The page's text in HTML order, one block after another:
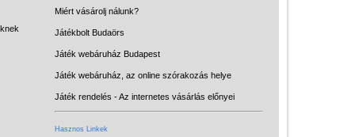
Miért vásárolj nálunk?
Játékbolt Budaörs
Játék webáruház Budapest
Játék webáruház, az online szórakozás helye
Játék rendelés - Az internetes vásárlás előnyei
Hasznos Linkek
Licenszes TOP
gyerekajándékok